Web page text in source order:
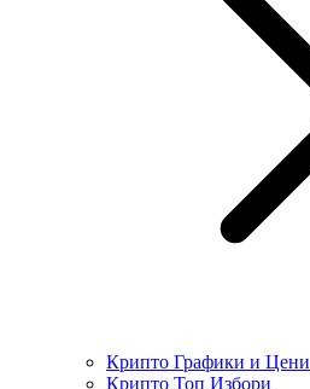
Крипто Графики и Цени
Крипто Топ Избори